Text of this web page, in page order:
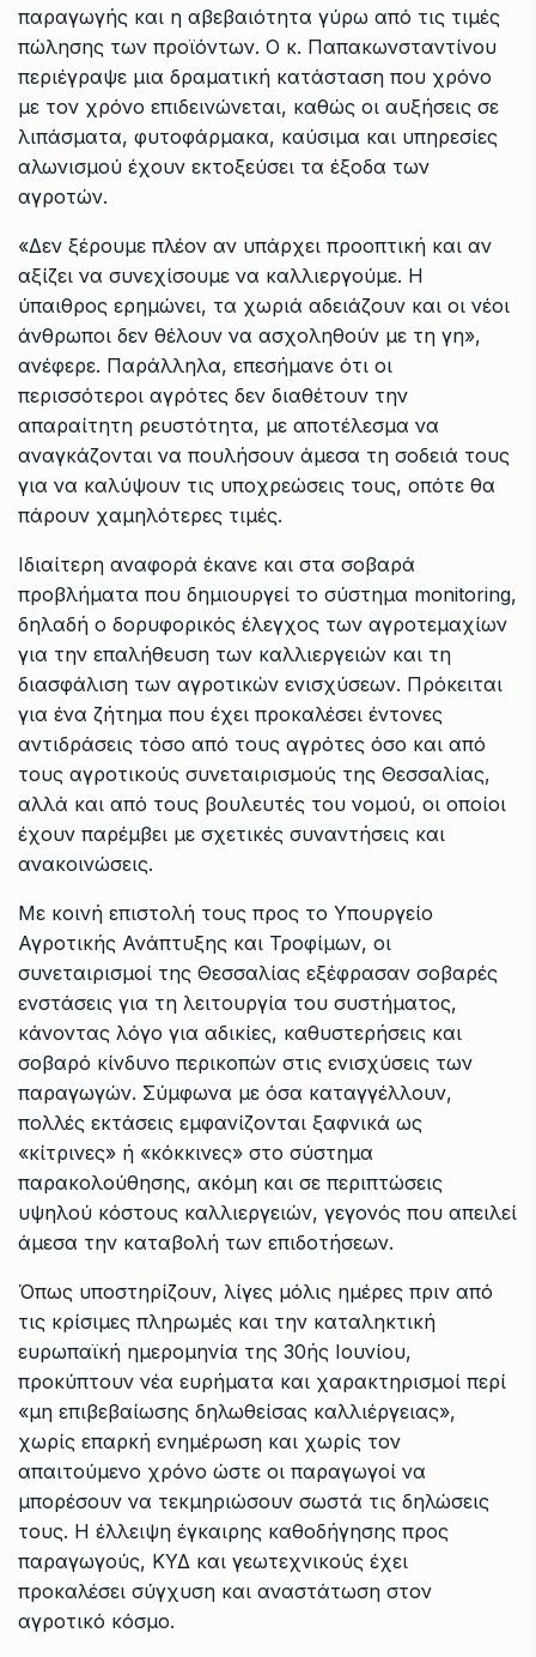
παραγωγής και η αβεβαιότητα γύρω από τις τιμές
πώλησης των προϊόντων. Ο κ. Παπακωνσταντίνου
περιέγραψε μια δραματική κατάσταση που χρόνο
με τον χρόνο επιδεινώνεται, καθώς οι αυξήσεις σε
λιπάσματα, φυτοφάρμακα, καύσιμα και υπηρεσίες
αλωνισμού έχουν εκτοξεύσει τα έξοδα των
αγροτών.
«Δεν ξέρουμε πλέον αν υπάρχει προοπτική και αν
αξίζει να συνεχίσουμε να καλλιεργούμε. Η
ύπαιθρος ερημώνει, τα χωριά αδειάζουν και οι νέοι
άνθρωποι δεν θέλουν να ασχοληθούν με τη γη»,
ανέφερε. Παράλληλα, επεσήμανε ότι οι
περισσότεροι αγρότες δεν διαθέτουν την
απαραίτητη ρευστότητα, με αποτέλεσμα να
αναγκάζονται να πουλήσουν άμεσα τη σοδειά τους
για να καλύψουν τις υποχρεώσεις τους, οπότε θα
πάρουν χαμηλότερες τιμές.
Ιδιαίτερη αναφορά έκανε και στα σοβαρά
προβλήματα που δημιουργεί το σύστημα monitoring,
δηλαδή ο δορυφορικός έλεγχος των αγροτεμαχίων
για την επαλήθευση των καλλιεργειών και τη
διασφάλιση των αγροτικών ενισχύσεων. Πρόκειται
για ένα ζήτημα που έχει προκαλέσει έντονες
αντιδράσεις τόσο από τους αγρότες όσο και από
τους αγροτικούς συνεταιρισμούς της Θεσσαλίας,
αλλά και από τους βουλευτές του νομού, οι οποίοι
έχουν παρέμβει με σχετικές συναντήσεις και
ανακοινώσεις.
Με κοινή επιστολή τους προς το Υπουργείο
Αγροτικής Ανάπτυξης και Τροφίμων, οι
συνεταιρισμοί της Θεσσαλίας εξέφρασαν σοβαρές
ενστάσεις για τη λειτουργία του συστήματος,
κάνοντας λόγο για αδικίες, καθυστερήσεις και
σοβαρό κίνδυνο περικοπών στις ενισχύσεις των
παραγωγών. Σύμφωνα με όσα καταγγέλλουν,
πολλές εκτάσεις εμφανίζονται ξαφνικά ως
«κίτρινες» ή «κόκκινες» στο σύστημα
παρακολούθησης, ακόμη και σε περιπτώσεις
υψηλού κόστους καλλιεργειών, γεγονός που απειλεί
άμεσα την καταβολή των επιδοτήσεων.
Όπως υποστηρίζουν, λίγες μόλις ημέρες πριν από
τις κρίσιμες πληρωμές και την καταληκτική
ευρωπαϊκή ημερομηνία της 30ής Ιουνίου,
προκύπτουν νέα ευρήματα και χαρακτηρισμοί περί
«μη επιβεβαίωσης δηλωθείσας καλλιέργειας»,
χωρίς επαρκή ενημέρωση και χωρίς τον
απαιτούμενο χρόνο ώστε οι παραγωγοί να
μπορέσουν να τεκμηριώσουν σωστά τις δηλώσεις
τους. Η έλλειψη έγκαιρης καθοδήγησης προς
παραγωγούς, ΚΥΔ και γεωτεχνικούς έχει
προκαλέσει σύγχυση και αναστάτωση στον
αγροτικό κόσμο.